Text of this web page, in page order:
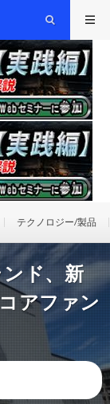
テクノロジー/製品
ド、新
アファン